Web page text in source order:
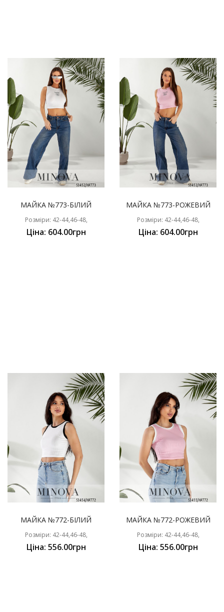
МАЙКА №773-БІЛИЙ
Розміри: 42-44,46-48,
Ціна: 604.00грн
МАЙКА №773-РОЖЕВИЙ
Розміри: 42-44,46-48,
Ціна: 604.00грн
МАЙКА №772-БІЛИЙ
Розміри: 42-44,46-48,
Ціна: 556.00грн
МАЙКА №772-РОЖЕВИЙ
Розміри: 42-44,46-48,
Ціна: 556.00грн